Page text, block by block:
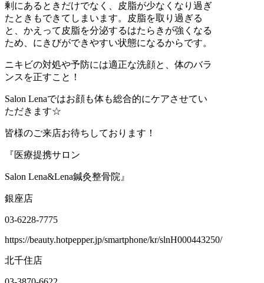
剰にあるときだけでなく、皮脂が少なくなり過ぎ
たときもできてしまいます。皮脂を取り過ぎる
と、かえって皮脂を分泌するはたらきが強くなる
ため、にきびができやすい状態になるからです。
ニキビの対処や予防には適正な洗顔と、体のバラ
ンスを正すこと！
Salon Lenaではお顔も体も総合的にケアさせてい
ただきます☆
皆様のご来店お待ちしております！
『医療提携サロン
Salon Lena&Lena鍼灸整骨院』
銀座店
03-6228-7775
https://beauty.hotpepper.jp/smartphone/kr/slnH000443250/
北千住店